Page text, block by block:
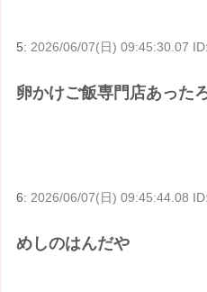
5: 2026/06/07(日) 09:45:30.07
卵かけご飯専門店あった
6:2026/06/07(日) 09:45:44.08
めしのはんだや